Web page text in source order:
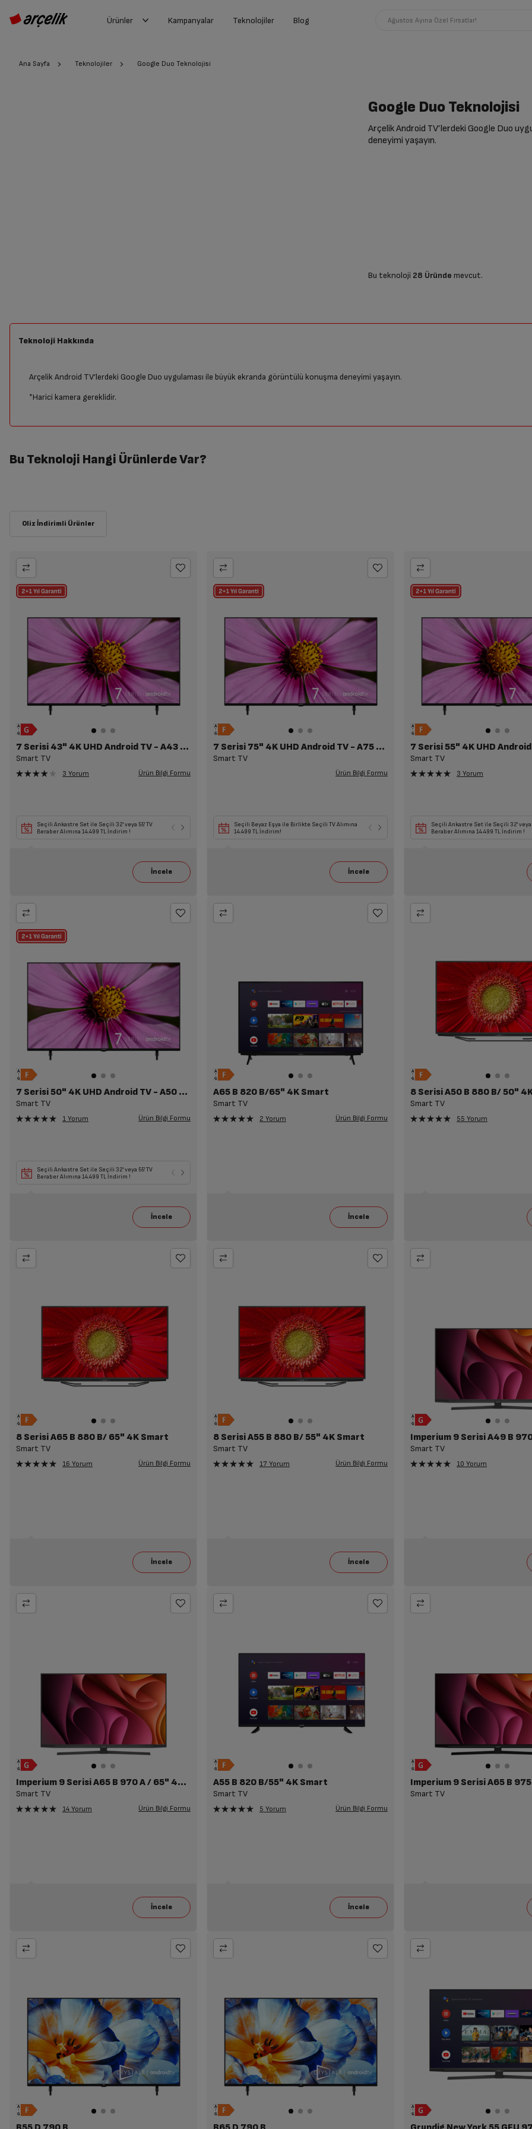
Ürünler Kampanyalar Teknolojiler Blog Ağustos Ayına Özel Fırsatlar!
Ana Sayfa Teknolojiler Google Duo Teknolojisi
Google Duo Teknolojisi
Arçelik Android TV’lerdeki Google Duo
deneyimi yaşayın.
Bu teknoloji 28 Üründe mevcut.
Teknoloji Hakkında
Arçelik Android TV’lerdeki Google Duo uygulaması ile büyük ekranda görüntülü konuşma deneyimi yaşayın.
*Harici kamera gereklidir.
Bu Teknoloji Hangi Ürünlerde Var?
7 Serisi 43" 4K UHD Android TV - A43 D 790 B
Smart TV
3 Yorum Ürün Bilgi Formu
Seçili Ankastre Set ile Seçili 32' veya 55' TV
Beraber Alımına 14.499 TL İndirim !
Seçili Beyaz Eşya ile Birlikte Seçili TV Alımına
14.499 TL İndirim!
85' ve üzeri TV Alımlarına 43' ve üzeri Tvlerde
24.699 TL İndirim !
7 Serisi 75" 4K UHD Android TV - A75 D 790 B
Smart TV
Ürün Bilgi Formu
Seçili Beyaz Eşya ile Birlikte Seçili TV Alımına
14.499 TL İndirim!
85' ve üzeri TV Alımlarına 43' ve üzeri Tvlerde
24.699 TL İndirim !
Smart TV
3 Yorum
Seçili Ankastre Set ile Seçili 32' veya
Beraber Alımına 14.499 TL İndirim !
7 Serisi 50" 4K UHD Android TV - A50 D 790 B
Smart TV
1 Yorum Ürün Bilgi Formu
Seçili Ankastre Set ile Seçili 32' veya 55' TV
Beraber Alımına 14.499 TL İndirim !
A65 B 820 B/65" 4K Smart
Smart TV
2 Yorum Ürün Bilgi Formu
8 Serisi A50 B 880 B/ 50"
Smart TV
55 Yorum
8 Serisi A65 B 880 B/ 65" 4K Smart
Smart TV
16 Yorum Ürün Bilgi Formu
8 Serisi A55 B 880 B/ 55" 4K Smart
Smart TV
17 Yorum Ürün Bilgi Formu
Smart TV
10 Yorum
Imperium 9 Serisi A65 B 970 A / 65" 4K Smart TV
Smart TV
14 Yorum Ürün Bilgi Formu
A55 B 820 B/55" 4K Smart
Smart TV
5 Yorum Ürün Bilgi Formu
Smart TV